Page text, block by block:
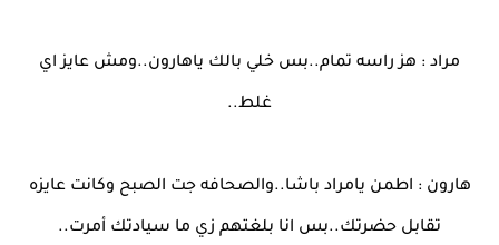
مراد : هز راسه تمام..بس خلي بالك ياهارون..ومش عايز اي
غلط..
هارون : اطمن يامراد باشا..والصحافه جت الصبح وكانت عايزه
تقابل حضرتك..بس انا بلغتهم زي ما سيادتك أمرت..